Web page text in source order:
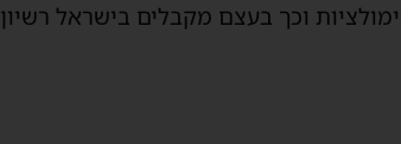
וכך בעצם מקבלים בישראל רשיון